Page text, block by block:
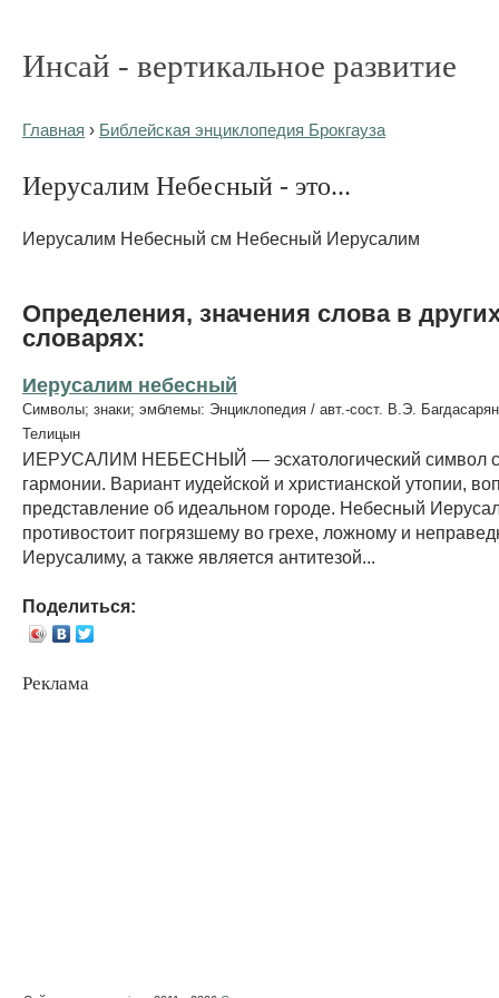
Инсай - вертикальное развитие
Главная › Библейская энциклопедия Брокгауза
Иерусалим Небесный - это...
Иерусалим Небесный см Небесный Иерусалим
Определения, значения слова в
словарях:
Иерусалим небесный
Символы; знаки; эмблемы: Энциклопедия / авт.-сост. В.Э.
Телицын
ИЕРУСАЛИМ НЕБЕСНЫЙ — эсхатологический символ
гармонии. Вариант иудейской и христианской утопии,
представление об идеальном городе. Небесный
противостоит погрязшему во грехе, ложному и
Иерусалиму, а также является антитезой...
Поделиться:
Реклама